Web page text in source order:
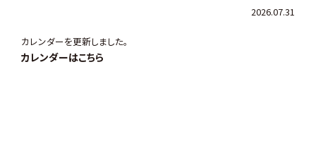
2026.07.31
カレンダーを更新しました。
カレンダーはこちら